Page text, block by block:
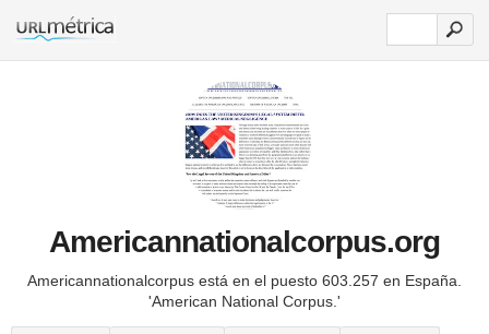
Americannationalcorpus.org
Americannationalcorpus está en el puesto 603.257 en España.
'American National Corpus.'